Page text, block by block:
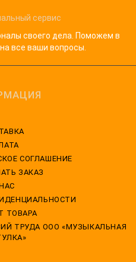
сервис
своего дела. Поможем в
все ваши вопросы.
СОГЛАШЕНИЕ
ЗАКАЗ
ТОВАРА
ТРУДА ООО «МУЗЫКАЛЬНАЯ